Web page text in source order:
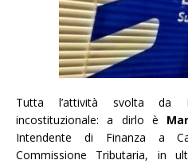
Tutta l’attività svolta da
incostituzionale: a dirlo è
Intendente di Finanza a
Commissione Tributaria, in